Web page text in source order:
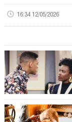
16:34 12/05/2026